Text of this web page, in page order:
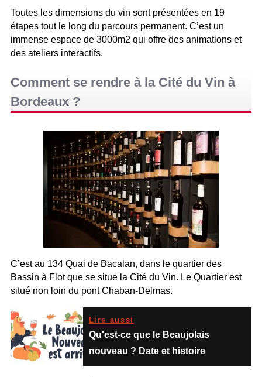
Toutes les dimensions du vin sont présentées en 19
étapes tout le long du parcours permanent. C’est un
immense espace de 3000m2 qui offre des animations et
des ateliers interactifs.
Comment se rendre à la Cité du Vin à
Bordeaux ?
C’est au 134 Quai de Bacalan, dans le quartier des
Bassin à Flot que se situe la Cité du Vin. Le Quartier est
situé non loin du pont Chaban-Delmas.
Lire aussi
Qu'est-ce que le Beaujolais
nouveau ? Date et histoire